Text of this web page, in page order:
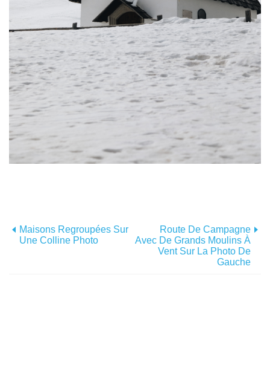
Maisons Regroupées Sur
Une Colline Photo
Route De Campagne
Avec De Grands Moulins À
Vent Sur La Photo De
Gauche